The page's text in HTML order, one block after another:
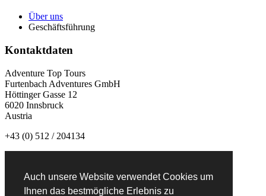
Auch unsere Website verwendet Cookies um
Ihnen das bestmögliche Erlebnis zu
Über uns
Geschäftsführung
Kontaktdaten
Adventure Top Tours
Furtenbach Adventures GmbH
Höttinger Gasse 12
6020 Innsbruck
Austria
+43 (0) 512 / 204134
Newsletteranmeldung: